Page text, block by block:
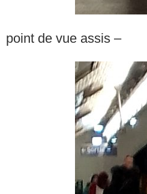
point de vue assis –